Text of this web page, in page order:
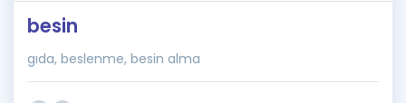
besin
gıda, beslenme, besin alma